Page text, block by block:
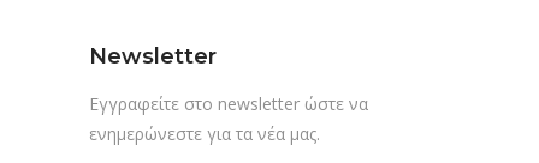
Newsletter
Εγγραφείτε στο newsletter ώστε να
ενημερώνεστε για τα νέα μας.